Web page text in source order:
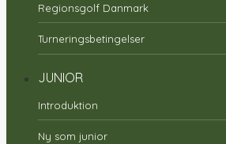
Regionsgolf Danmark
Turneringsbetingelser
JUNIOR
Introduktion
Ny som junior